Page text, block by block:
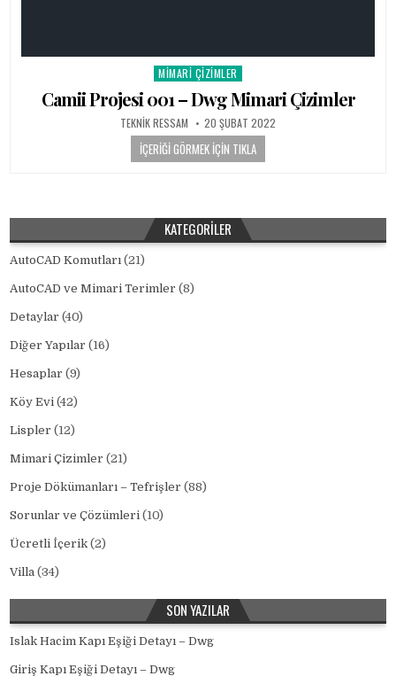
Posted in
MIMARI ÇIZIMLER
Camii Projesi 001 – Dwg Mimari Çizimler
AUTHOR:
TEKNIK RESSAM PUBLISHED DATE:
20 ŞUBAT 2022
İÇERIĞI GÖRMEK İÇIN TIKLA
KATEGORILER
AutoCAD Komutları (21)
AutoCAD ve Mimari Terimler (8)
Detaylar (40)
Diğer Yapılar (16)
Hesaplar (9)
Köy Evi (42)
Lispler (12)
Mimari Çizimler (21)
Proje Dökümanları – Tefrişler (88)
Sorunlar ve Çözümleri (10)
Ücretli İçerik (2)
Villa (34)
SON YAZILAR
Islak Hacim Kapı Eşiği Detayı – Dwg
Giriş Kapı Eşiği Detayı – Dwg